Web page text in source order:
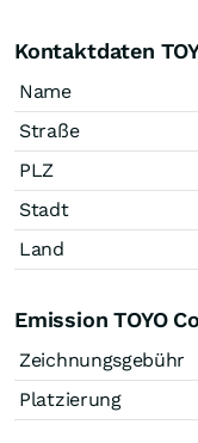
Kontaktdaten
Name
Straße
PLZ
Stadt
Land
Emission TOYO
Zeichnungsgebühr
Platzierung